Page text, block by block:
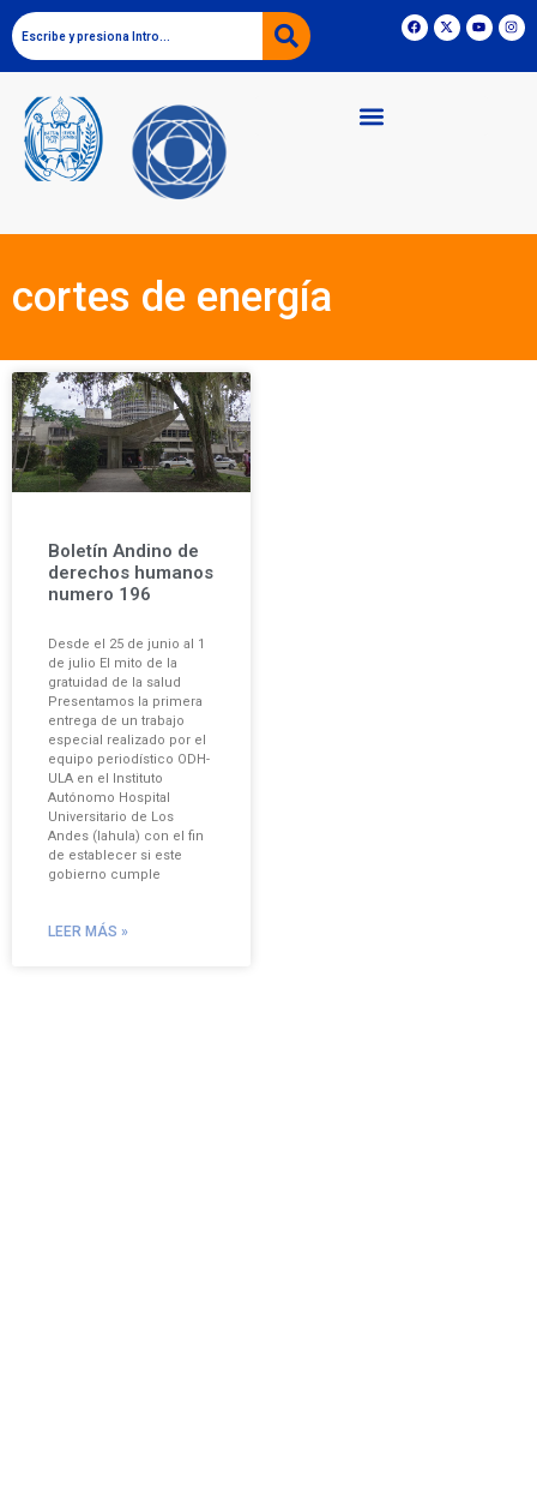
cortes de energía
Boletín Andino de
derechos humanos
numero 196
Desde el 25 de junio al 1
de julio El mito de la
gratuidad de la salud
Presentamos la primera
entrega de un trabajo
especial realizado por el
equipo periodístico ODH-
ULA en el Instituto
Autónomo Hospital
Universitario de Los
Andes (Iahula) con el fin
de establecer si este
gobierno cumple
LEER MÁS »